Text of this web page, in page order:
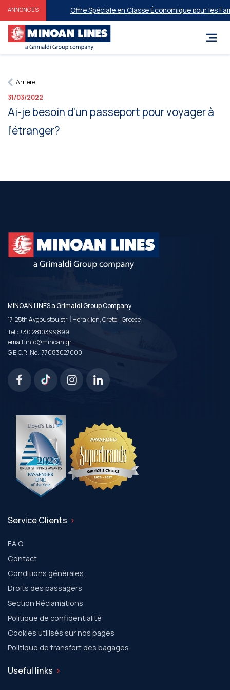
ANNONCES Offre Spéciale en Classe Économique pour les
Arrière
31/03/2022
Ai-je besoin d’un passeport pour voyager à
l’étranger?
MINOAN LINES a Grimaldi Group Company
17, 25th Avgoustou str. | Heraklion, Crete - Greece
Tel.:+30 2810399899
email:info@minoan.gr
G.E.C.R. No.: 77083027000
Service Clients
F.A.Q
Contact
Conditions générales
Droits des passagers
Section Réclamations
Politique de confidentialité
Cookies utilisés sur nos pages
Politique de transfert des bagages
Useful links